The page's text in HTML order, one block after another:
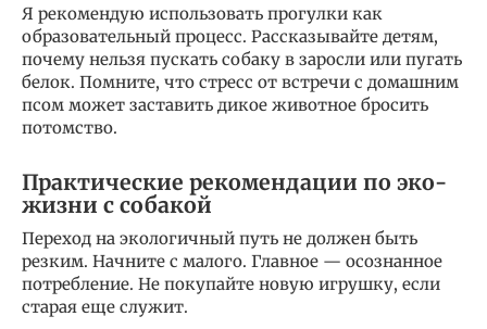
Я рекомендую использовать прогулки как
образовательный процесс. Рассказывайте детям,
почему нельзя пускать собаку в заросли или пугать
белок. Помните, что стресс от встречи с домашним
псом может заставить дикое животное бросить
потомство.
Практические рекомендации по эко-
жизни с собакой
Переход на экологичный путь не должен быть
резким. Начните с малого. Главное — осознанное
потребление. Не покупайте новую игрушку, если
старая еще служит.